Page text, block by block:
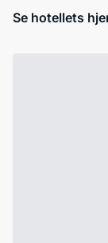
Se hotellets